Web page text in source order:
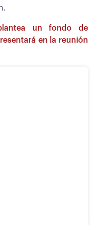
un fondo de
en la reunión